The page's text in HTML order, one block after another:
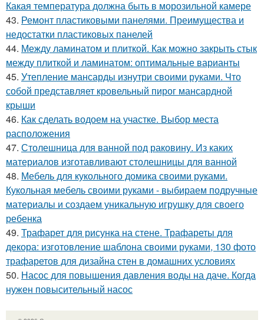
Какая температура должна быть в морозильной камере
43. Ремонт пластиковыми панелями. Преимущества и
недостатки пластиковых панелей
44. Между ламинатом и плиткой. Как можно закрыть стык
между плиткой и ламинатом: оптимальные варианты
45. Утепление мансарды изнутри своими руками. Что
собой представляет кровельный пирог мансардной
крыши
46. Как сделать водоем на участке. Выбор места
расположения
47. Столешница для ванной под раковину. Из каких
материалов изготавливают столешницы для ванной
48. Мебель для кукольного домика своими руками.
Кукольная мебель своими руками - выбираем подручные
материалы и создаем уникальную игрушку для своего
ребенка
49. Трафарет для рисунка на стене. Трафареты для
декора: изготовление шаблона своими руками, 130 фото
трафаретов для дизайна стен в домашних условиях
50. Насос для повышения давления воды на даче. Когда
нужен повысительный насос